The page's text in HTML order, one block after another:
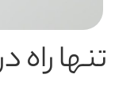
تنها راه